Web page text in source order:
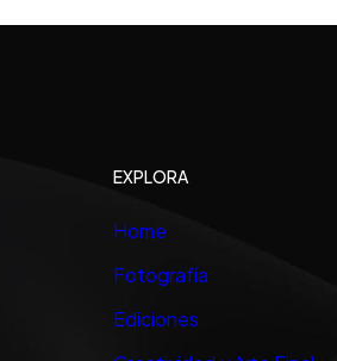
EXPLORA
Home
Fotografía
Ediciones